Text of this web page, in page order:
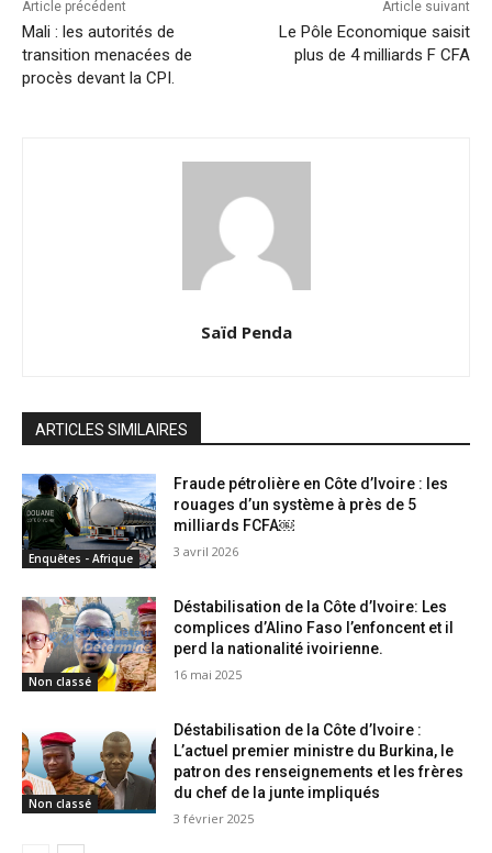
Article précédent
Mali : les autorités de
transition menacées de
procès devant la CPI.
Article suivant
Le Pôle Economique saisit
plus de 4 milliards F CFA
Saïd Penda
ARTICLES SIMILAIRES
Enquêtes - Afrique
Fraude pétrolière en Côte d’Ivoire : les
rouages d’un système à près de 5
milliards FCFA￼
3 avril 2026
Non classé
Déstabilisation de la Côte d’Ivoire: Les
complices d’Alino Faso l’enfoncent et il
perd la nationalité ivoirienne.
16 mai 2025
Non classé
Déstabilisation de la Côte d’Ivoire :
L’actuel premier ministre du Burkina, le
patron des renseignements et les frères
du chef de la junte impliqués
3 février 2025